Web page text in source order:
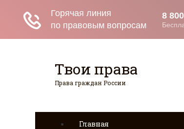
Твои права
Права граждан России
Главная